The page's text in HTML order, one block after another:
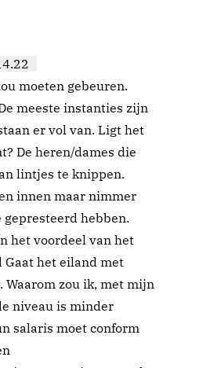
moeten gebeuren.
meeste instanties zijn
er vol van. Ligt het
De heren/dames die
lintjes te knippen.
innen maar nimmer
hebben.
het voordeel van het
Gaat het eiland met
zou ik, met mijn
niveau is minder
salaris moet conform